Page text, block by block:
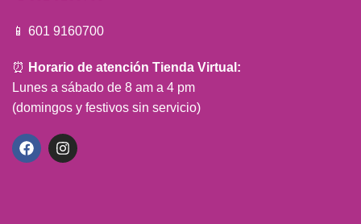
📱 601 9160700
⏰ Horario de atención Tienda Virtual:
Lunes a sábado de 8 am a 4 pm
(domingos y festivos sin servicio)